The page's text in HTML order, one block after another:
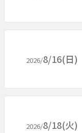
2026/8/16(日)
2026/8/18(火)